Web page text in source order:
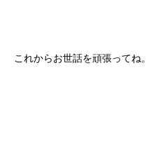
これからお世話を頑張ってね。